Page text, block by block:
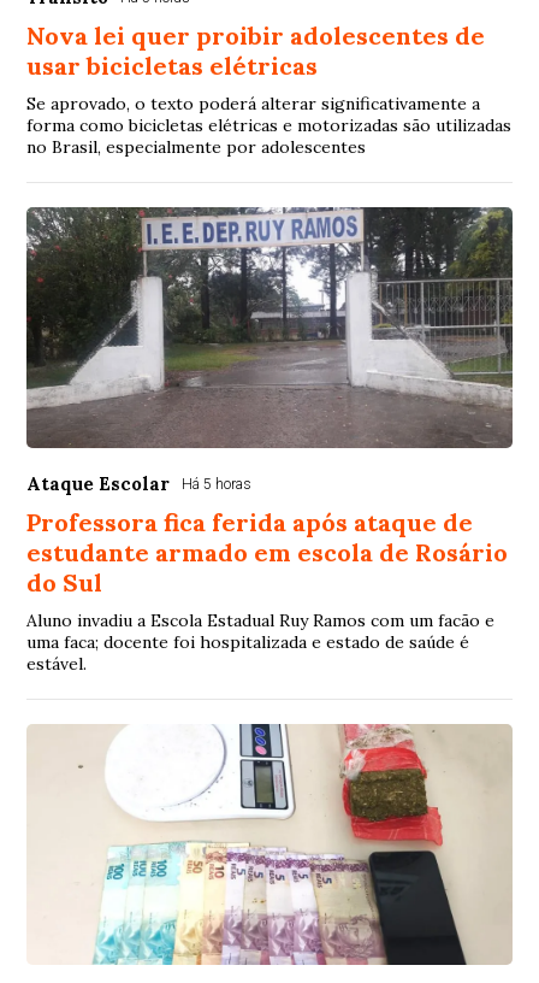
Nova lei quer proibir adolescentes de
usar bicicletas elétricas
Se aprovado, o texto poderá alterar significativamente a
forma como bicicletas elétricas e motorizadas são utilizadas
no Brasil, especialmente por adolescentes
Ataque Escolar Há 5 horas
Professora fica ferida após ataque de
estudante armado em escola de Rosário
do Sul
Aluno invadiu a Escola Estadual Ruy Ramos com um facão e
uma faca; docente foi hospitalizada e estado de saúde é
estável.